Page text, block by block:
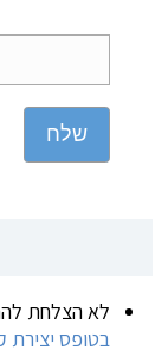
שלח
לא הצלחת
בטופס יצירת